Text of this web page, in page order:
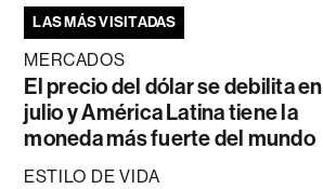
LAS MÁS VISITADAS
MERCADOS
El precio del dólar se debilita en
julio y América Latina tiene la
moneda más fuerte del mundo
ESTILO DE VIDA